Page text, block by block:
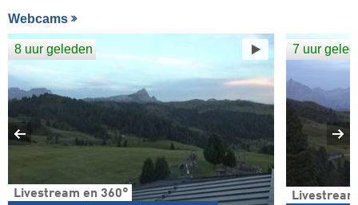
Webcams
Livestream en 360°
8 uur geleden 7 uur